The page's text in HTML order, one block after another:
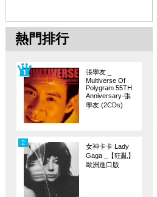
熱門排行
張學友 _
Multiverse Of
Polygram 55TH
Anniversary-張
學友 (2CDs)
女神卡卡 Lady
Gaga _【狂亂】
歐洲進口版
2